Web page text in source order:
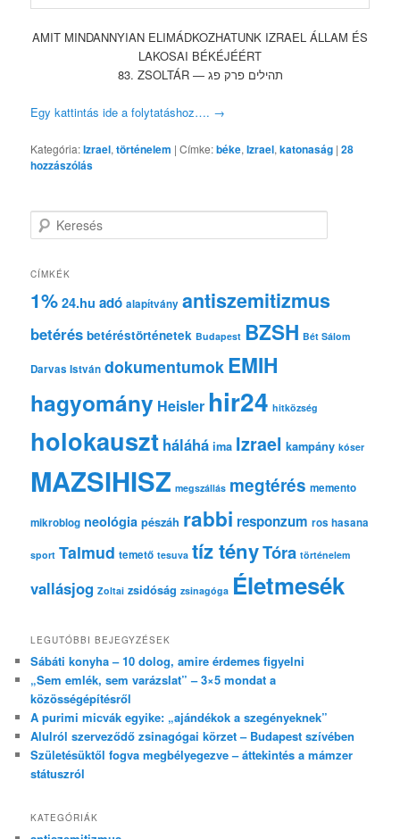
AMIT MINDANNYIAN ELIMÁDKOZHATUNK IZRAEL ÁLLAM ÉS
LAKOSAI BÉKÉJÉÉRT
83. ZSOLTÁR — תהילים פרק פג
Egy kattintás ide a folytatáshoz…. →
Kategória:Izrael,történelem |Címke:béke,Izrael,katonaság |28
hozzászólás
e
e
é
CÍMKÉK
1% 24.hu adó alapítvány antiszemitizmus
betérés betéréstörténetek Budapest BZSH Bét Sálom
Darvas István dokumentumok EMIH
hagyomány Heisler hir24 hitközség
holokauszt háláhá ima Izrael kampány kóser
MAZSIHISZ megszállás megtérés memento
mikroblog neológia pészáh rabbi responzum ros hasana
sport Talmud temető tesuva tíz tényTóra történelem
vallásjog Zoltai zsidóság zsinagóga Életmesék
LEGUTÓBBI BEJEGYZÉSEK
Sábáti konyha – 10 dolog, amire érdemes figyelni
„Sem emlék, sem varázslat” – 3×5 mondat a
közösségépítésről
A purimi micvák egyike: „ajándékok a szegényeknek”
Alulról szerveződő zsinagógai körzet – Budapest szívében
Születésüktől fogva megbélyegezve – áttekintés a mámzer
státuszról
KATEGÓRIÁK